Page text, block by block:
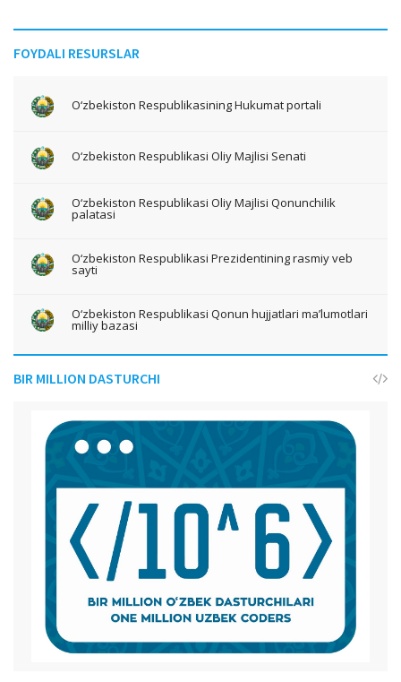
FOYDALI RESURSLAR
O‘zbekiston Respublikasining Hukumat portali
O‘zbekiston Respublikasi Oliy Majlisi Senati
O‘zbekiston Respublikasi Oliy Majlisi Qonunchilik
palatasi
O‘zbekiston Respublikasi Prezidentining rasmiy veb
sayti
O‘zbekiston Respublikasi Qonun hujjatlari ma’lumotlari
milliy bazasi
BIR MILLION DASTURCHI